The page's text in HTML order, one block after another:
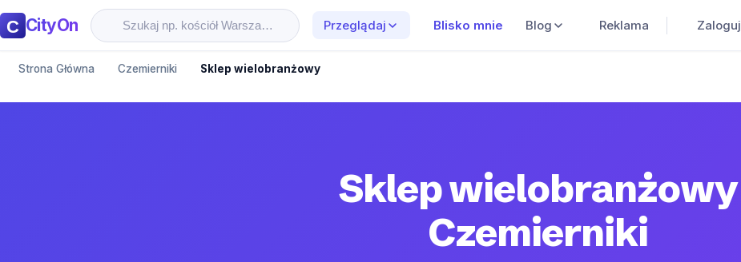
CityOn Przeglądaj Blisko mnie Blog Reklama Zaloguj
Strona Główna Czemierniki Sklep wielobranżowy
Sklep wielobranżowy
Czemierniki